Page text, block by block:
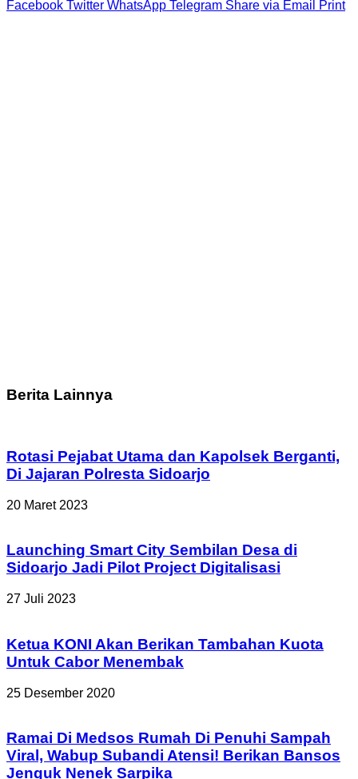
Facebook Twitter WhatsApp Telegram Share via Email Print
Berita Lainnya
Rotasi Pejabat Utama dan Kapolsek Berganti,
Di Jajaran Polresta Sidoarjo
20 Maret 2023
Launching Smart City Sembilan Desa di
Sidoarjo Jadi Pilot Project Digitalisasi
27 Juli 2023
Ketua KONI Akan Berikan Tambahan Kuota
Untuk Cabor Menembak
25 Desember 2020
Ramai Di Medsos Rumah Di Penuhi Sampah
Viral, Wabup Subandi Atensi! Berikan Bansos
Jenguk Nenek Sarpika